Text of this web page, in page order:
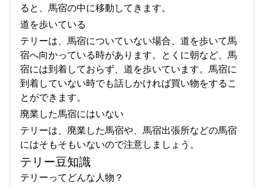
ると、馬宿の中に移動してきます。
道を歩いている
テリーは、馬宿についていない場合、道を歩いて馬
宿へ向かっている時があります。とくに朝など、馬
宿には到着しておらず、道を歩いています。馬宿に
到着していない時でも話しかければ買い物をするこ
とができます。
廃業した馬宿にはいない
テリーは、廃業した馬宿や、馬宿出張所などの馬宿
にはそもそもいないので注意しましょう。
テリー豆知識
テリーってどんな人物？